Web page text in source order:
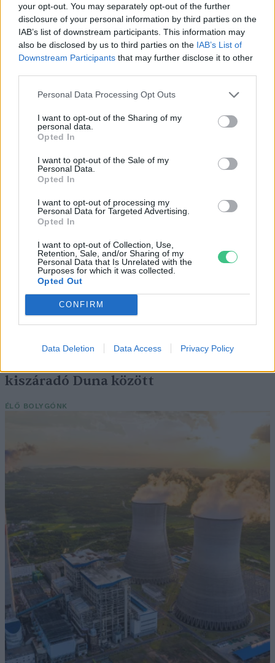
your opt-out. You may separately opt-out of the further
disclosure of your personal information by third parties on the
IAB’s list of downstream participants. This information may
also be disclosed by us to third parties on the IAB’s List of
Downstream Participants that may further disclose it to other
Personal Data Processing Opt Outs
I want to opt-out of the Sharing of my
personal data.
Opted In
I want to opt-out of the Sale of my
Personal Data.
Opted In
I want to opt-out of processing my
Personal Data for Targeted Advertising.
Opted In
I want to opt-out of Collection, Use,
Retention, Sale, and/or Sharing of my
Personal Data that Is Unrelated with the
Purposes for which it was collected.
Opted Out
CONFIRM
Data Deletion Data Access Privacy Policy
SZEMLE
Négy éven belül valósággá válhatnak az
elektromos repülőjáratok Európában
Történelmi aszály sújtja Nagy-
Britanniát is
SZEMLE
Elképesztő felvétel mutatja meg,
kiszáradó Duna között
ÉLŐ BOLYGÓNK